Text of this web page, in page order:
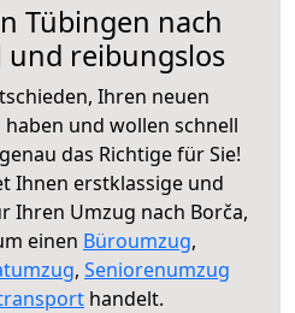
Tübingen nach
und reibungslos
Ihren neuen
und wollen schnell
das Richtige für Sie!
Ihnen erstklassige und
Ihren Umzug nach Borča,
einen Büroumzug,
, Seniorenumzug
handelt.